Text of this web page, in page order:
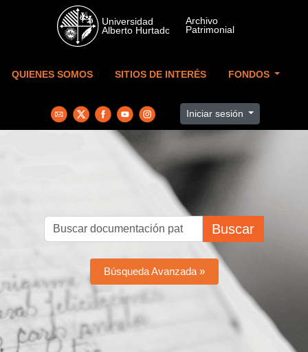
Skip to main content
QUIENES SOMOS SITIOS DE INTERÉS FONDOS
Iniciar sesión
Buscar
Búsqueda Avanzada »